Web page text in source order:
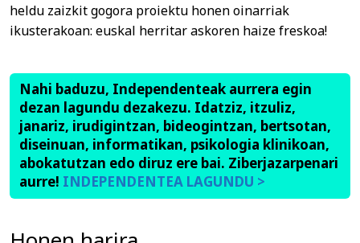
heldu zaizkit gogora proiektu honen oinarriak
ikusterakoan: euskal herritar askoren haize freskoa!
Nahi baduzu, Independenteak aurrera egin
dezan lagundu dezakezu. Idatziz, itzuliz,
janariz, irudigintzan, bideogintzan, bertsotan,
diseinuan, informatikan, psikologia klinikoan,
abokatutzan edo diruz ere bai. Ziberjazarpenari
aurre! INDEPENDENTEA LAGUNDU >